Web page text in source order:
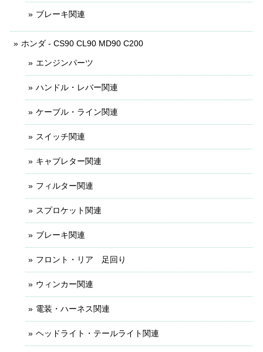
ブレーキ関連
ホンダ - CS90 CL90 MD90 C200
エンジンパーツ
ハンドル・レバー関連
ケーブル・ライン関連
スイッチ関連
キャブレター関連
フィルター関連
スプロケット関連
ブレーキ関連
フロント・リア 足回り
ウィンカー関連
電装・ハーネス関連
ヘッドライト・テールライト関連